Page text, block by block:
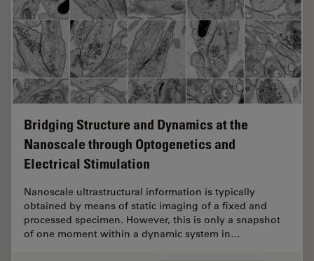
Bridging Structure and Dynamics at the
Nanoscale through Optogenetics and
Electrical Stimulation
Nanoscale ultrastructural information is typically
obtained by means of static imaging of a fixed and
processed specimen. However, this is only a snapshot
of one moment within a dynamic system in…